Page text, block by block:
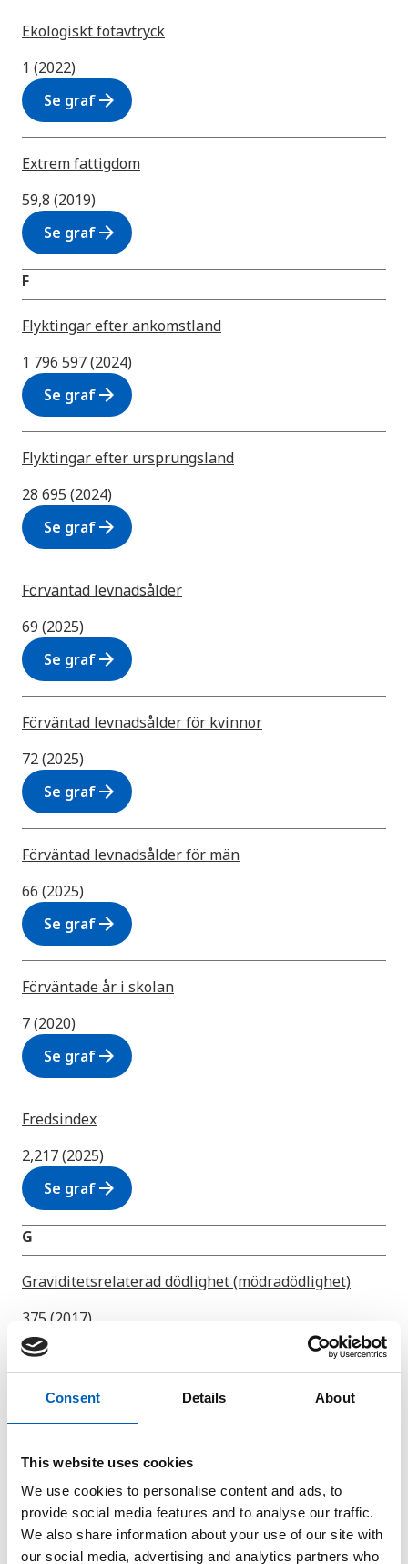
Consent Details About
This website uses cookies
We use cookies to personalise content and ads, to
provide social media features and to analyse our traffic.
We also share information about your use of our site with
our social media, advertising and analytics partners who
Ekologiskt fotavtryck
1 (2022)
Se grafarrow_forward
Extrem fattigdom
59,8 (2019)
Se grafarrow_forward
F
Flyktingar efter ankomstland
1 796 597 (2024)
Se grafarrow_forward
Flyktingar efter ursprungsland
28 695 (2024)
Se grafarrow_forward
Förväntad levnadsålder
69 (2025)
Se grafarrow_forward
Förväntad levnadsålder för kvinnor
72 (2025)
Se grafarrow_forward
Förväntad levnadsålder för män
66 (2025)
Se grafarrow_forward
Förväntade år i skolan
7 (2020)
Se grafarrow_forward
Fredsindex
2,217 (2025)
Se grafarrow_forward
G
Graviditetsrelaterad dödlighet (mödradödlighet)
375 (2017)
Se graf
Se grafarrow_forward